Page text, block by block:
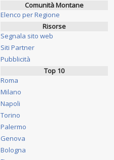
Comunità Montane
Elenco per Regione
Risorse
Segnala sito web
Siti Partner
Pubblicità
Top 10
Roma
Milano
Napoli
Torino
Palermo
Genova
Bologna